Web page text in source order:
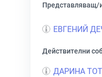
Представляващ/
ЕВГЕНИЙ
Действителни
ДАРИНА